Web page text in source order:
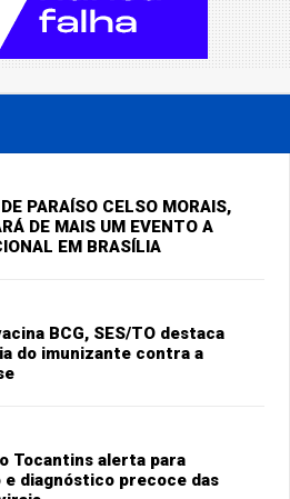
PARAÍSO CELSO MORAIS,
DE MAIS UM EVENTO A
EM BRASÍLIA
BCG, SES/TO destaca
do imunizante contra a
Tocantins alerta para
e diagnóstico precoce das